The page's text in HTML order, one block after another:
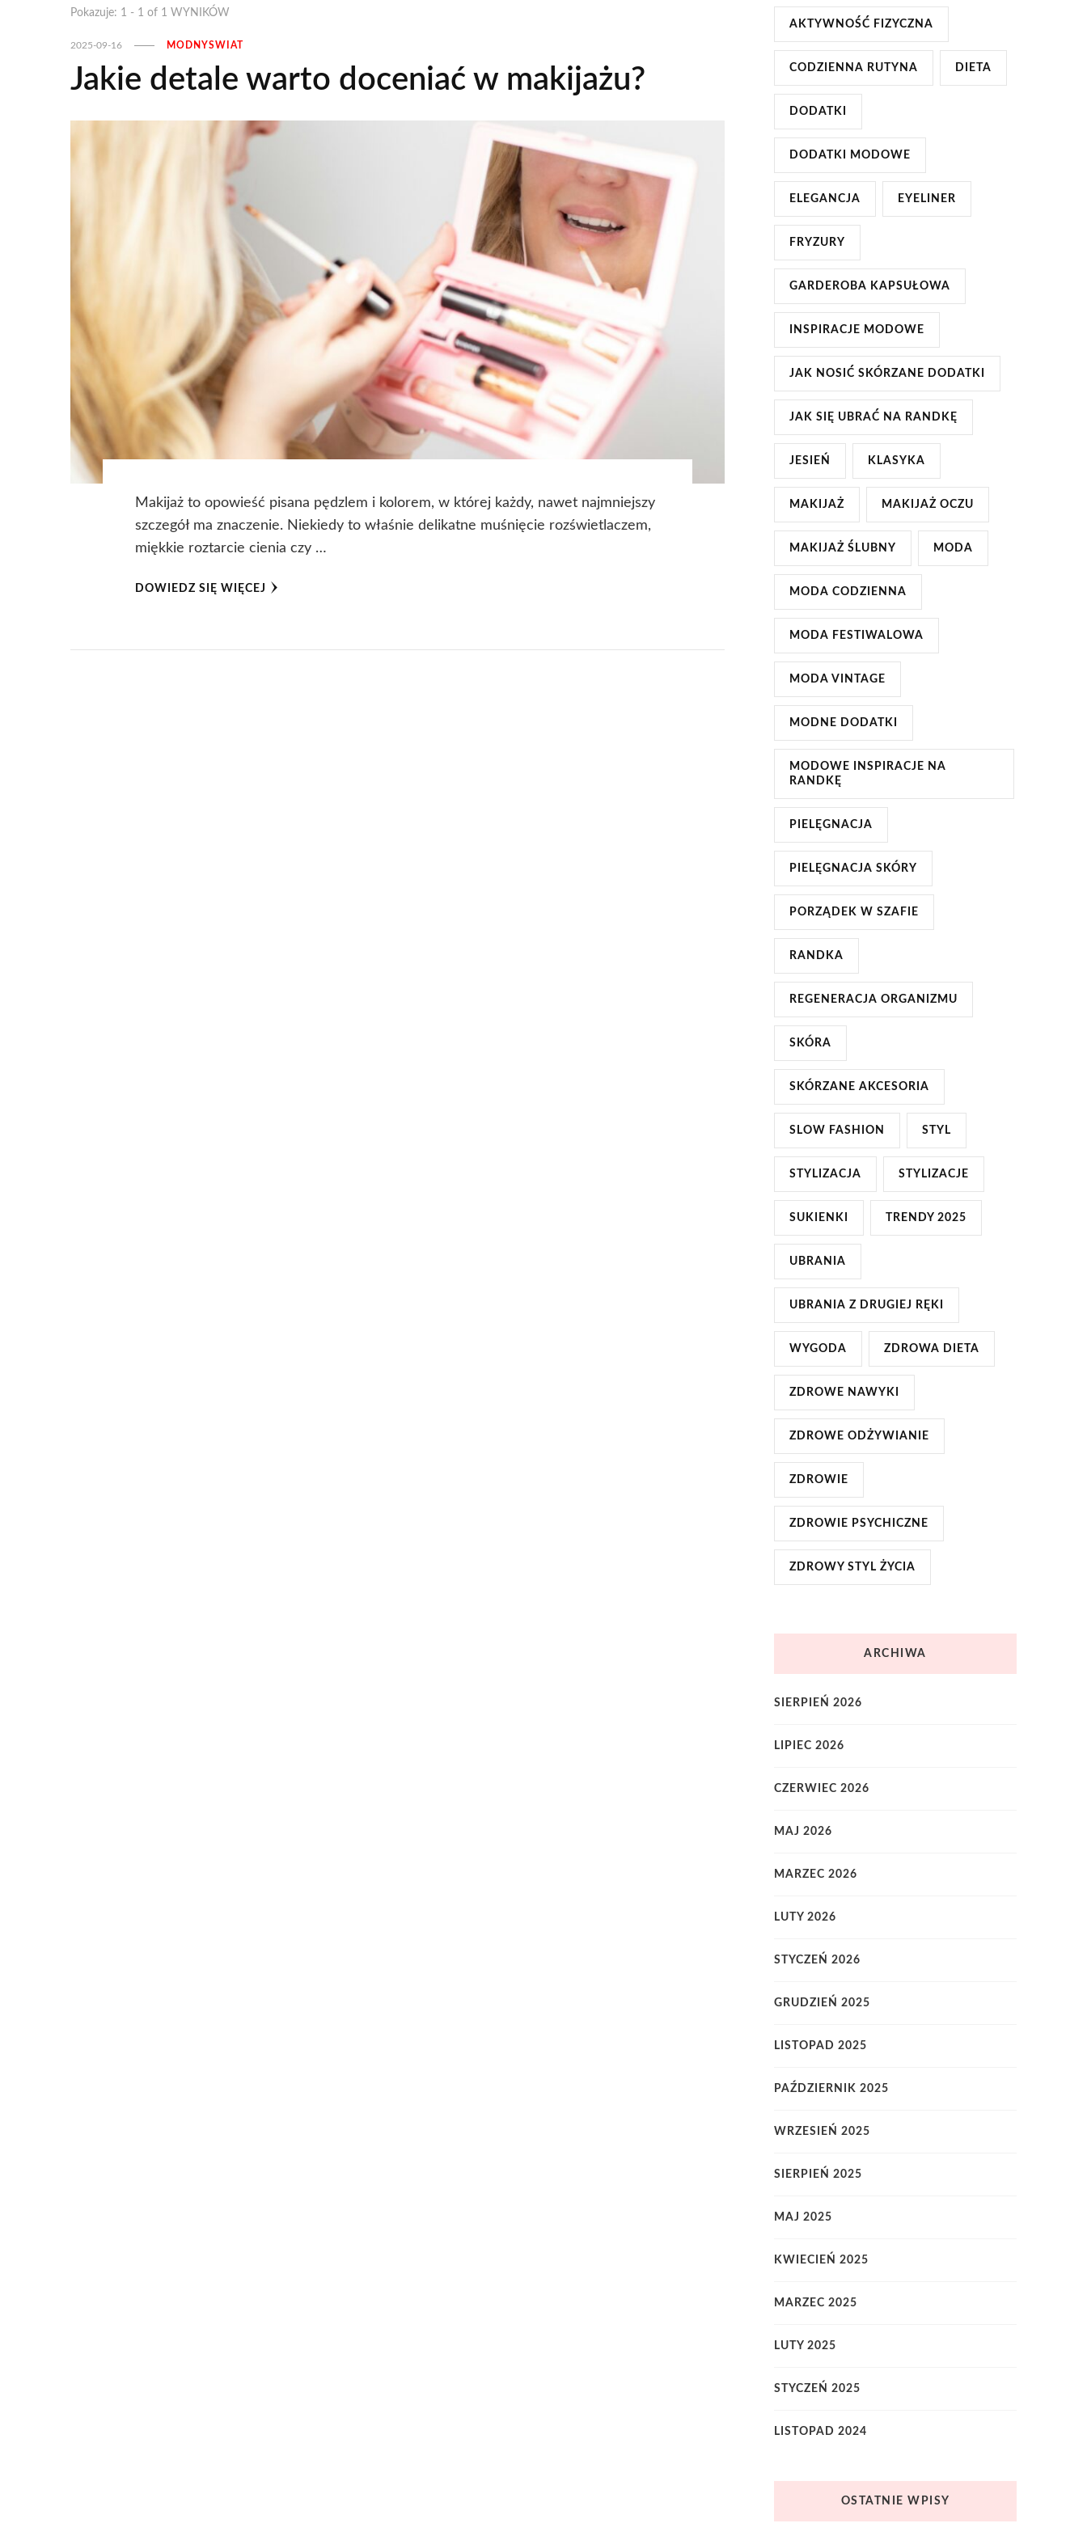
Pokazuje: 1 - 1 of 1 WYNIKÓW
2025-09-16 MODNYSWIAT
Jakie detale warto doceniać w makijażu?
Makijaż to opowieść pisana pędzlem i kolorem, w której każdy, nawet najmniejszy
szczegół ma znaczenie. Niekiedy to właśnie delikatne muśnięcie rozświetlaczem,
miękkie roztarcie cienia czy …
DOWIEDZ SIĘ WIĘCEJ
AKTYWNOŚĆ FIZYCZNA
CODZIENNA RUTYNA DIETA
DODATKI
DODATKI MODOWE
ELEGANCJA EYELINER
FRYZURY
GARDEROBA KAPSUŁOWA
INSPIRACJE MODOWE
JAK NOSIĆ SKÓRZANE DODATKI
JAK SIĘ UBRAĆ NA RANDKĘ
JESIEŃ KLASYKA
MAKIJAŻ MAKIJAŻ OCZU
MAKIJAŻ ŚLUBNY MODA
MODA CODZIENNA
MODA FESTIWALOWA
MODA VINTAGE
MODNE DODATKI
MODOWE INSPIRACJE NA
RANDKĘ
PIELĘGNACJA
PIELĘGNACJA SKÓRY
PORZĄDEK W SZAFIE
RANDKA
REGENERACJA ORGANIZMU
SKÓRA
SKÓRZANE AKCESORIA
SLOW FASHION STYL
STYLIZACJA STYLIZACJE
SUKIENKI TRENDY 2025
UBRANIA
UBRANIA Z DRUGIEJ RĘKI
WYGODA ZDROWA DIETA
ZDROWE NAWYKI
ZDROWE ODŻYWIANIE
ZDROWIE
ZDROWIE PSYCHICZNE
ZDROWY STYL ŻYCIA
ARCHIWA
SIERPIEŃ 2026
LIPIEC 2026
CZERWIEC 2026
MAJ 2026
MARZEC 2026
LUTY 2026
STYCZEŃ 2026
GRUDZIEŃ 2025
LISTOPAD 2025
PAŹDZIERNIK 2025
WRZESIEŃ 2025
SIERPIEŃ 2025
MAJ 2025
KWIECIEŃ 2025
MARZEC 2025
LUTY 2025
STYCZEŃ 2025
LISTOPAD 2024
OSTATNIE WPISY